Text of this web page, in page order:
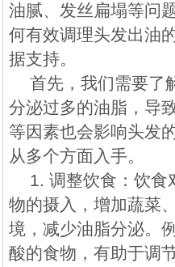
油腻、发丝扁塌等问
何有效调理头发出油
据支持。
首先，我们需要了
分泌过多的油脂，导
等因素也会影响头发
从多个方面入手。
1. 调整饮食：饮食
物的摄入，增加蔬菜
境，减少油脂分泌。
酸的食物，有助于调